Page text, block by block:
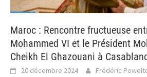
Maroc : Rencontre fructueuse
Mohammed VI et le Président
Cheikh El Ghazouani à
20 décembre 2024 Frédéric